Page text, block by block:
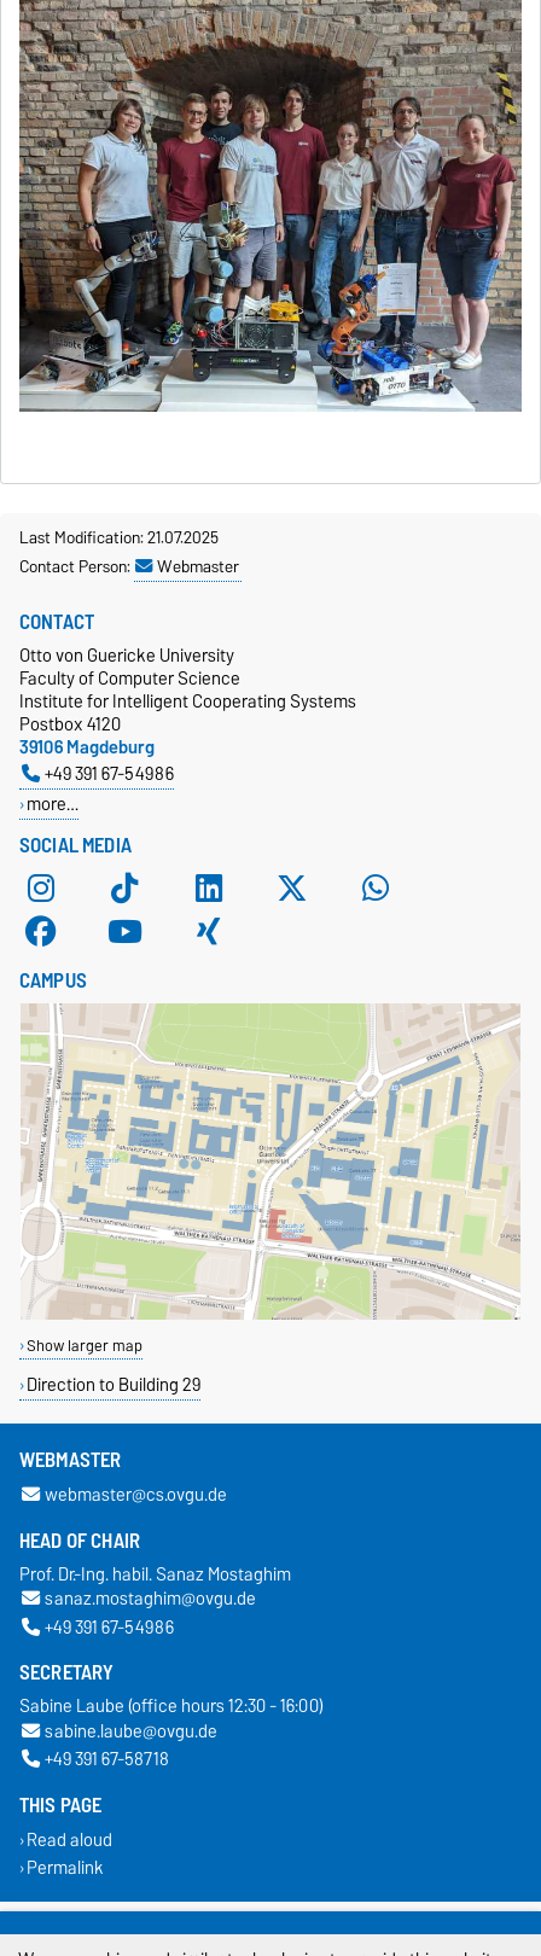
Last Modification: 21.07.2025
Contact Person:
Webmaster
SOCIAL MEDIA
CONTACT
Otto von Guericke University
Faculty of Computer Science
Institute for Intelligent Cooperating Systems
Postbox 4120
39106 Magdeburg
+49 391 67-54986
more…
CAMPUS
Show larger map
Direction to Building 29
WEBMASTER
webmaster@cs.ovgu.de
HEAD OF CHAIR
Prof. Dr.-Ing. habil. Sanaz Mostaghim
sanaz.mostaghim@ovgu.de
+49 391 67-54986
SECRETARY
Sabine Laube (office hours 12:30 - 16:00)
sabine.laube@ovgu.de
+49 391 67-58718
THIS PAGE
Read aloud
Permalink